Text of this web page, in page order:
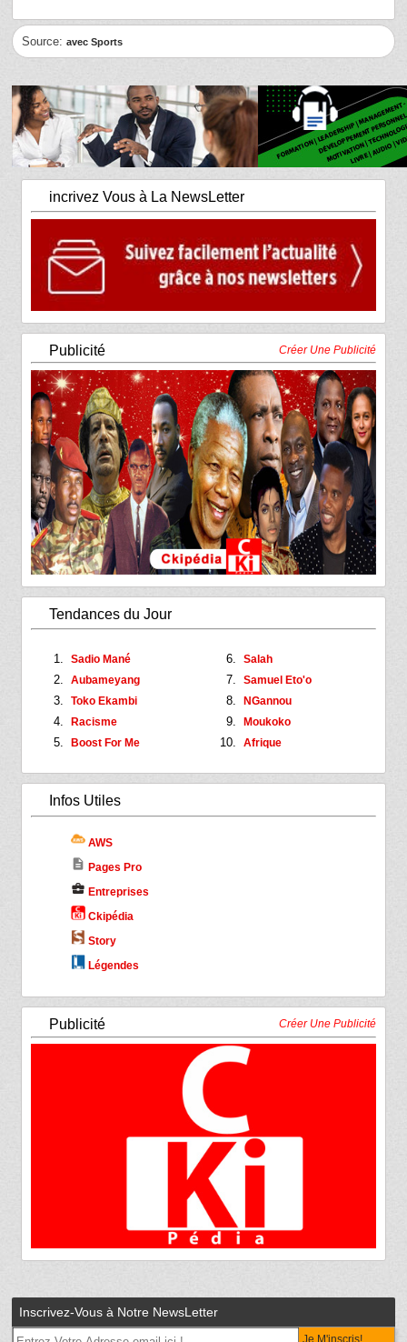
Source:avec Sports
incrivez Vous à La NewsLetter
Publicité Créer Une Publicité
Tendances du Jour
Sadio Mané
Aubameyang
Toko Ekambi
Racisme
Boost For Me
Salah
Samuel Eto'o
NGannou
Moukoko
Afrique
Infos Utiles
AWS
description Pages Pro
business_center Entreprises
Ckipédia
Story
Légendes
Publicité Créer Une Publicité
Inscrivez-Vous à Notre NewsLetter